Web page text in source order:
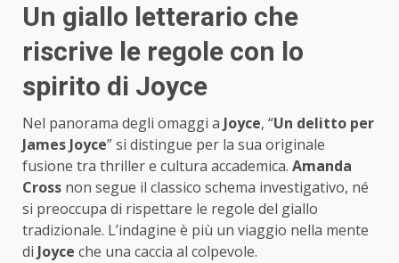
Un giallo letterario che
riscrive le regole con lo
spirito di Joyce
Nel panorama degli omaggi a Joyce, “Un delitto per
James Joyce” si distingue per la sua originale
fusione tra thriller e cultura accademica. Amanda
Cross non segue il classico schema investigativo, né
si preoccupa di rispettare le regole del giallo
tradizionale. L’indagine è più un viaggio nella mente
di Joyce che una caccia al colpevole.